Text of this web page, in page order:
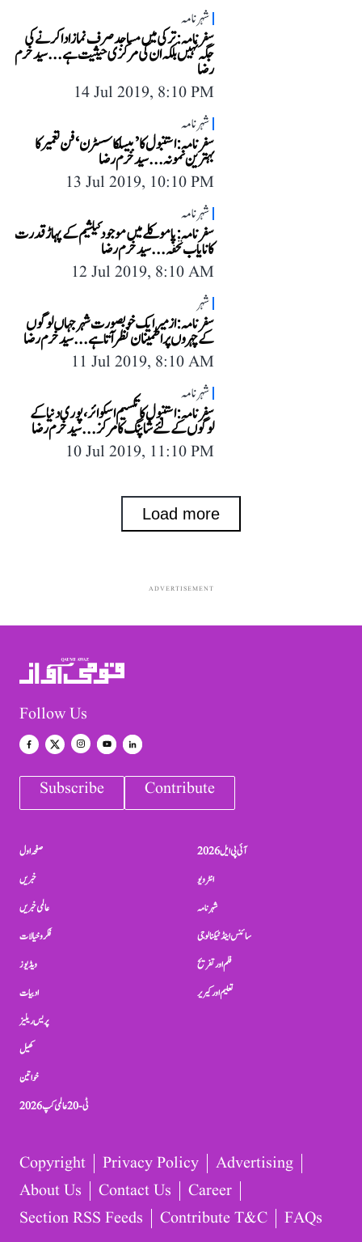
شہرنامہ
سفرنامہ: ترکی میں مساجد صرف نماز ادا کرنے کی
جگہ نہیں بلکہ ان کی مرکزی حیثیت ہے... سید خرم
رضا
14 Jul 2019, 8:10 PM
شہرنامہ
سفرنامہ: استنبول کا ’بیسلکا سسٹرن‘ فن تعمیر کا
بہترین نمونہ...سید خرم رضا
13 Jul 2019, 10:10 PM
شہرنامہ
سفر نامہ: پاموکلے میں موجود کیلشیم کے پہاڑ قدرت
کا نایاب تحفہ... سید خرم رضا
12 Jul 2019, 8:10 AM
شہر
سفر نامہ: ازمیر ایک خوبصورت شہر جہاں لوگوں
کے چہروں پر اطمینان نظر آتا ہے... سید خرم رضا
11 Jul 2019, 8:10 AM
شہرنامہ
سفر نامہ: استنبول کا تکسیم اسکوائر، پوری دنیا کے
لوگوں کے لئے شاپنگ کا مرکز... سید خرم رضا
10 Jul 2019, 11:10 PM
Load more
ADVERTISEMENT
Follow Us
Subscribe Contribute
صفحہ اول
خبریں
عالمی خبریں
فکر و خیالات
ویڈیوز
ادبیات
پریس ریلیز
کھیل
خواتین
ٹی-20 عالمی کپ 2026
آئی پی ایل 2026
انٹرویو
شہرنامہ
سائنس اینڈ ٹیکنالوجی
فلم اور تفریح
تعلیم اور کیریر
Copyright Privacy Policy
Advertising
About Us
Contact Us
Career
Section RSS Feeds
Contribute T&C FAQs